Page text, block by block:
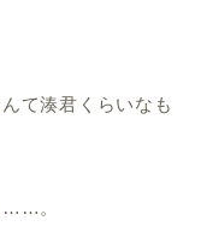
て湊君くらいなも
……。